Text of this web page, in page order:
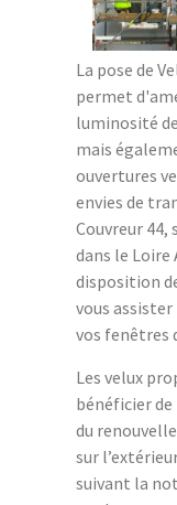
La pose de
permet
luminosité
mais
ouvertures
envies de
Couvreur 44,
dans le
disposition
vous
vos fenêtres
Les velux
bénéficier
du
sur
suivant la